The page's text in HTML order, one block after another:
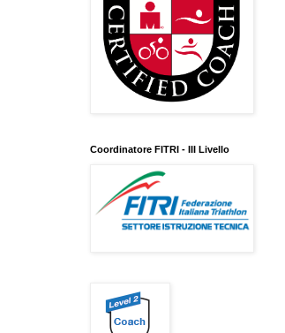
Coordinatore FITRI - III Livello